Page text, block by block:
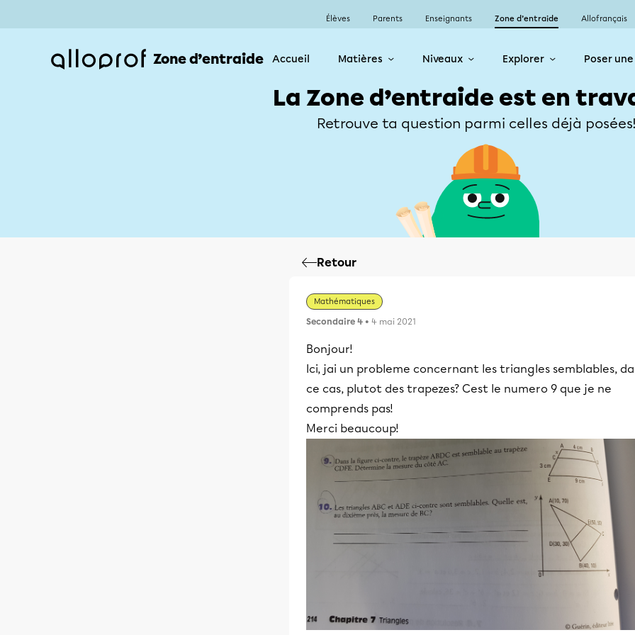
Élèves Parents Enseignants Zone d’entraide Allofrançais
Zone d’entraide Accueil Matières Niveaux Explorer Poser
La Zone d’entraide est en
Retrouve ta question parmi celles déjà
Retour
Mathématiques
Secondaire 4 • 4 mai 2021
Bonjour!
Ici, jai un probleme concernant les triangles semblables,
ce cas, plutot des trapezes? Cest le numero 9 que je ne
comprends pas!
Merci beaucoup!